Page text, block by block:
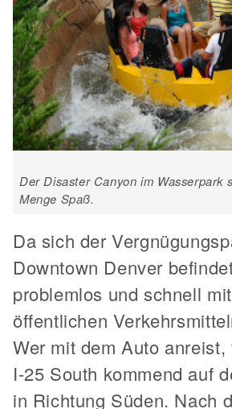
Der Disaster Canyon im Wasserpark
Menge Spaß.
Da sich der
Downtown Denver
problemlos und schnell
öffentlichen
Wer mit dem Auto
I-25 South kommend auf
in Richtung Süden. Nach